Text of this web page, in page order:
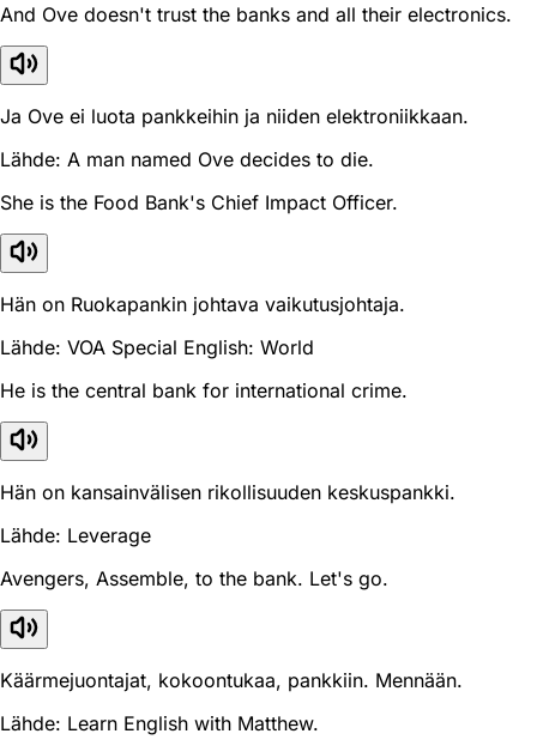
And Ove doesn't trust the banks and all their electronics.
Ja Ove ei luota pankkeihin ja niiden elektroniikkaan.
Lähde: A man named Ove decides to die.
She is the Food Bank's Chief Impact Officer.
Hän on Ruokapankin johtava vaikutusjohtaja.
Lähde: VOA Special English: World
He is the central bank for international crime.
Hän on kansainvälisen rikollisuuden keskuspankki.
Lähde: Leverage
Avengers, Assemble, to the bank. Let's go.
Käärmejuontajat, kokoontukaa, pankkiin. Mennään.
Lähde: Learn English with Matthew.